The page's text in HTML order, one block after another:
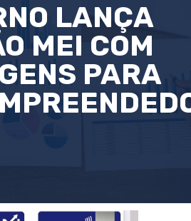
LANÇA
MEI COM
PARA